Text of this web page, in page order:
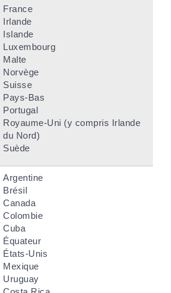
France
Irlande
Islande
Luxembourg
Malte
Norvège
Suisse
Pays-Bas
Portugal
Royaume-Uni (y compris Irlande
du Nord)
Suède
Argentine
Brésil
Canada
Colombie
Cuba
Équateur
États-Unis
Mexique
Uruguay